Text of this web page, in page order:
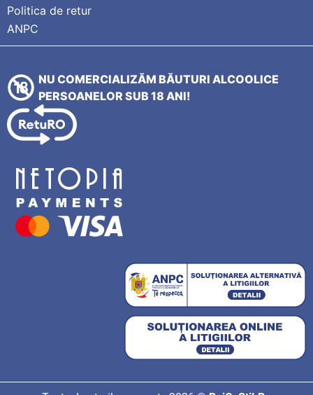
Politica de retur
ANPC
NU COMERCIALIZĂM BĂUTURI ALCOOLICE
PERSOANELOR SUB 18 ANI!